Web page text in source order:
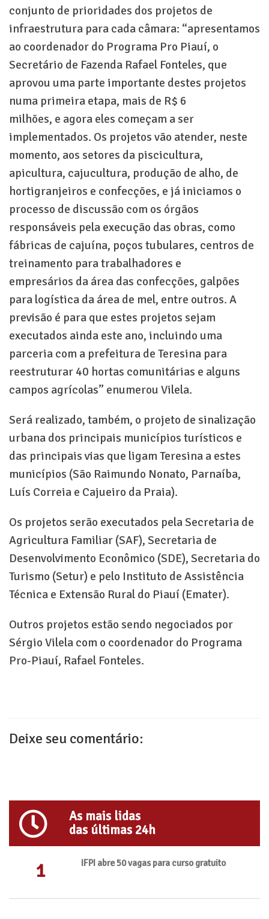
conjunto de prioridades dos projetos de
infraestrutura para cada câmara: “apresentamos
ao coordenador do Programa Pro Piauí, o
Secretário de Fazenda Rafael Fonteles, que
aprovou uma parte importante destes projetos
numa primeira etapa, mais de R$ 6
milhões, e agora eles começam a ser
implementados. Os projetos vão atender, neste
momento, aos setores da piscicultura,
apicultura, cajucultura, produção de alho, de
hortigranjeiros e confecções, e já iniciamos o
processo de discussão com os órgãos
responsáveis pela execução das obras, como
fábricas de cajuína, poços tubulares, centros de
treinamento para trabalhadores e
empresários da área das confecções, galpões
para logística da área de mel, entre outros. A
previsão é para que estes projetos sejam
executados ainda este ano, incluindo uma
parceria com a prefeitura de Teresina para
reestruturar 40 hortas comunitárias e alguns
campos agrícolas” enumerou Vilela.
Será realizado, também, o projeto de sinalização
urbana dos principais municípios turísticos e
das principais vias que ligam Teresina a estes
municípios (São Raimundo Nonato, Parnaíba,
Luís Correia e Cajueiro da Praia).
Os projetos serão executados pela Secretaria de
Agricultura Familiar (SAF), Secretaria de
Desenvolvimento Econômico (SDE), Secretaria do
Turismo (Setur) e pelo Instituto de Assistência
Técnica e Extensão Rural do Piauí (Emater).
Outros projetos estão sendo negociados por
Sérgio Vilela com o coordenador do Programa
Pro-Piauí, Rafael Fonteles.
Deixe seu comentário:
As mais lidas
das últimas 24h
1 IFPI abre 50 vagas para curso gratuito